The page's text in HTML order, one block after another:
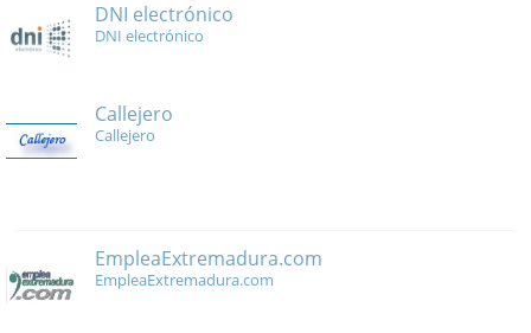
DNI electrónico
DNI electrónico
Callejero
Callejero
EmpleaExtremadura.com
EmpleaExtremadura.com